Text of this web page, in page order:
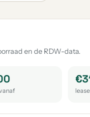
en de RDW-data.